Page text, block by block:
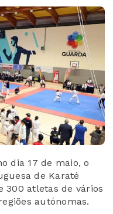
dia 17 de maio, o
de Karaté
300 atletas de vários
autónomas.